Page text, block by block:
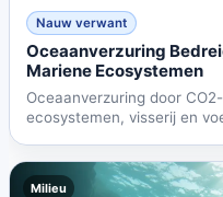
Nauw verwant
Oceaanverzuring
Mariene Ecosystemen
Oceaanverzuring door
ecosystemen, visserij en
Milieu